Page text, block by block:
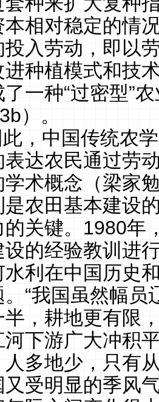
本相对稳定的情
投入劳动，即以
进种植模式和技
一种“过密型”
）。
，中国传统农
表达农民通过劳
学术概念（梁家
是农田基本建设
的关键。1980年
设的经验教训进
水利在中国历史
。“我国虽然幅员
半，耕地更有限
河下游广大冲积
人多地少，只有
又受明显的季风